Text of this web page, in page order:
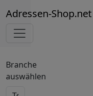
Adressen-Shop.net
Branche
auswählen